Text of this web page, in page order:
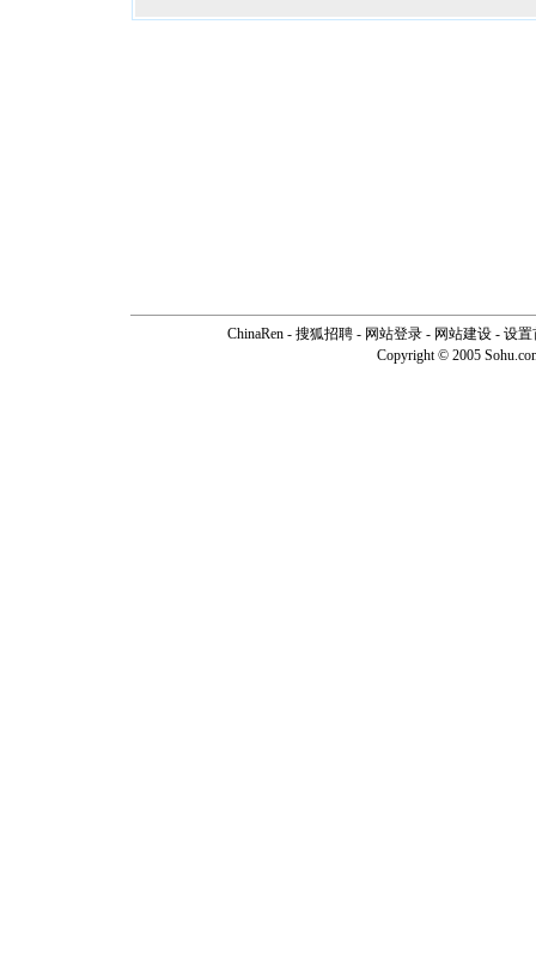
ChinaRen - 搜狐招聘 - 网站登录 - 网站建设 - 设置
Copyright © 2005